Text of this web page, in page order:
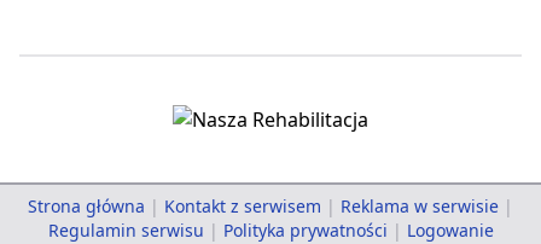
Strona główna | Kontakt z serwisem | Reklama w serwisie |
Regulamin serwisu | Polityka prywatności | Logowanie